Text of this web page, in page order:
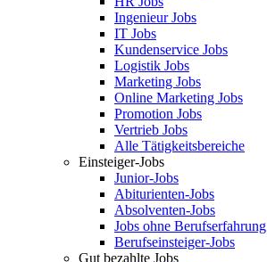
Ingenieur Jobs
IT Jobs
Kundenservice Jobs
Logistik Jobs
Marketing Jobs
Online Marketing Jobs
Promotion Jobs
Vertrieb Jobs
Alle Tätigkeitsbereiche
Einsteiger-Jobs
Junior-Jobs
Abiturienten-Jobs
Absolventen-Jobs
Jobs ohne Berufserfahrung
Berufseinsteiger-Jobs
Gut bezahlte Jobs